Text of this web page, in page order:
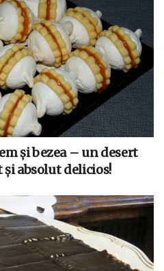
și bezea – un desert
și absolut delicios!